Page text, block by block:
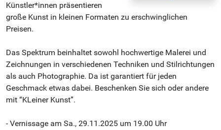
Künstler*innen präsentieren
große Kunst in kleinen Formaten zu erschwinglichen
Preisen.
Das Spektrum beinhaltet sowohl hochwertige Malerei und
Zeichnungen in verschiedenen Techniken und Stilrichtungen
als auch Photographie. Da ist garantiert für jeden
Geschmack etwas dabei. Beschenken Sie sich oder andere
mit “KLeiner Kunst”.
- Vernissage am Sa., 29.11.2025 um 19.00 Uhr